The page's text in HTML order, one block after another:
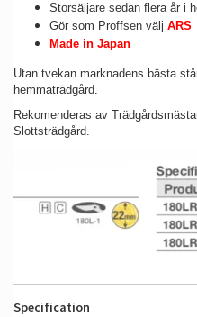
Specification
Storsäljare sedan flera år i
Gör som Proffsen välj ARS
Made in Japan
Utan tvekan marknadens bästa
hemmaträdgård.
Rekomenderas av
Slottsträdgård.